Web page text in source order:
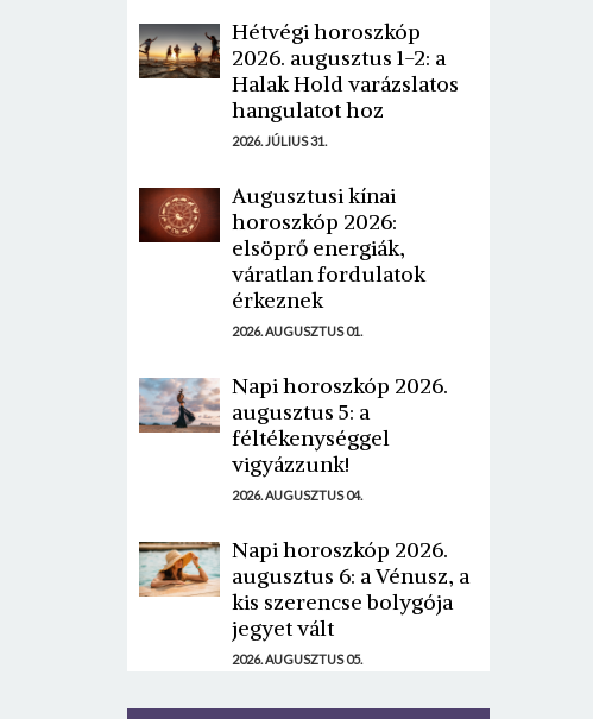
Hétvégi horoszkóp
2026. augusztus 1-2: a
Halak Hold varázslatos
hangulatot hoz
2026. JÚLIUS 31.
Augusztusi kínai
horoszkóp 2026:
elsöprő energiák,
váratlan fordulatok
érkeznek
2026. AUGUSZTUS 01.
Napi horoszkóp 2026.
augusztus 5: a
féltékenységgel
vigyázzunk!
2026. AUGUSZTUS 04.
Napi horoszkóp 2026.
augusztus 6: a Vénusz, a
kis szerencse bolygója
jegyet vált
2026. AUGUSZTUS 05.